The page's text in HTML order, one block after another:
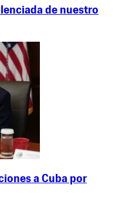
de nuestro
a Cuba por